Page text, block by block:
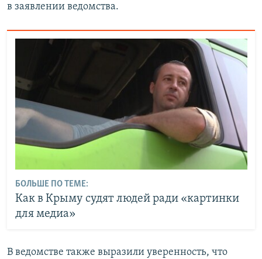
в заявлении ведомства.
БОЛЬШЕ ПО ТЕМЕ:
Как в Крыму судят людей ради «картинки
для медиа»
В ведомстве также выразили уверенность, что